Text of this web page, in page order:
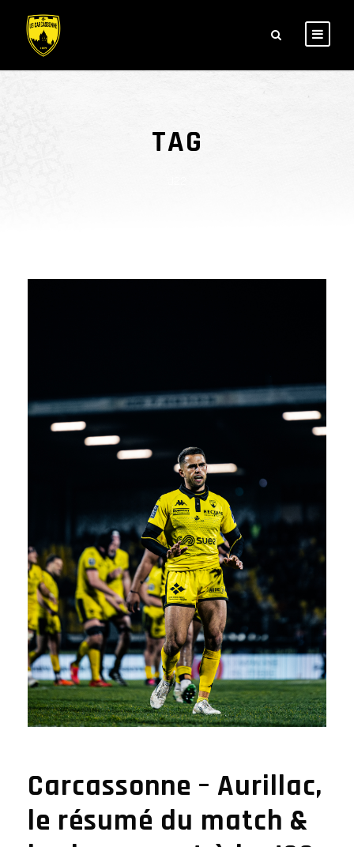
TAG
Carcassonne – Aurillac,
le résumé du match &